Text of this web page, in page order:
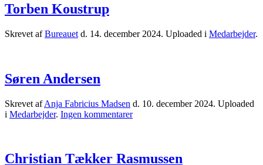
Torben Koustrup
Skrevet afBureauet d. 14. december 2024. Uploaded i Medarbejder.
Søren Andersen
Skrevet afAnja Fabricius Madsen d. 10. december 2024. Uploaded
i Medarbejder. Ingen kommentarertil
Christian Tækker Rasmussen